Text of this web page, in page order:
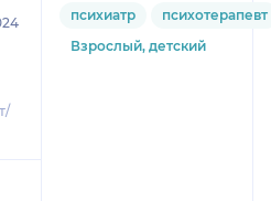
психиатр
психотерапевт
Взрослый, детский